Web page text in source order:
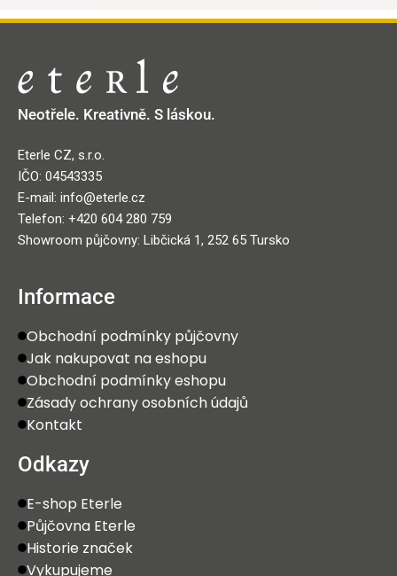
Neotřele. Kreativně. S láskou.
Eterle CZ, s.r.o.
IČO: 04543335
E-mail: info@eterle.cz
Telefon: +420 604 280 759
Showroom půjčovny: Libčická 1, 252 65 Tursko
Informace
Obchodní podmínky půjčovny
Jak nakupovat na eshopu
Obchodní podmínky eshopu
Zásady ochrany osobních údajů
Kontakt
Odkazy
E-shop Eterle
Půjčovna Eterle
Historie značek
Vykupujeme